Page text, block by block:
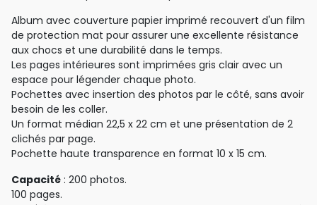
Album avec couverture papier imprimé recouvert d'un film
de protection mat pour assurer une excellente résistance
aux chocs et une durabilité dans le temps.
Les pages intérieures sont imprimées gris clair avec un
espace pour légender chaque photo.
Pochettes avec insertion des photos par le côté, sans avoir
besoin de les coller.
Un format médian 22,5 x 22 cm et une présentation de 2
clichés par page.
Pochette haute transparence en format 10 x 15 cm.
Capacité : 200 photos.
100 pages.